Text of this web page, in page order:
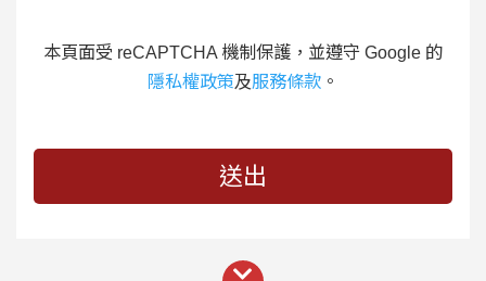
本頁面受 reCAPTCHA 機制保護，並遵守 Google 的
隱私權政策及服務條款 。
送出